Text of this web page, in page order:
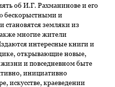
об И.Г. Рахманинове и его
бескорыстными и
земляки из
многие жители
интересные книги и
открывающие новые,
и повседневном быте
инициативно
искусстве, краеведении